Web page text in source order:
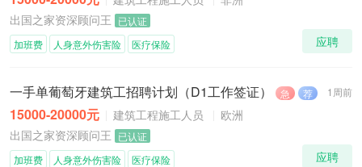
出国之家资深顾问王 已认证
应聘
加班费 人身意外伤害险 医疗保险
1周前
一手单葡萄牙建筑工招聘计划（D1工作签证） 急 荐
15000-20000元 建筑工程施工人员
欧洲
出国之家资深顾问王 已认证
应聘
加班费 人身意外伤害险 医疗保险